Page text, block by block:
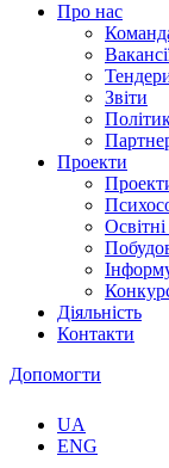
Про нас
Звіти
Проекти
Діяльність
Контакти
Допомогти
UA
ENG